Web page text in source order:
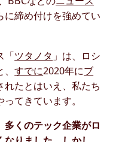
に締め付けを強めてい
「ツタノタ 」は、ロシ
、すでに2020年にブ
れたとはいえ、私たち
てきています。
多くのテック企業がロ